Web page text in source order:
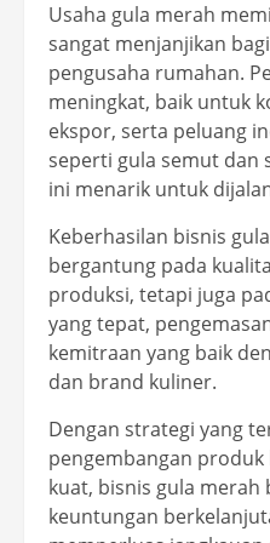
Usaha gula merah
sangat menjanjikan
pengusaha rumahan.
meningkat, baik untuk
ekspor, serta peluang
seperti gula semut dan
ini menarik untuk
Keberhasilan bisnis
bergantung pada
produksi, tetapi juga
yang tepat,
kemitraan yang baik
dan brand kuliner.
Dengan strategi yang
pengembangan
kuat, bisnis gula
keuntungan